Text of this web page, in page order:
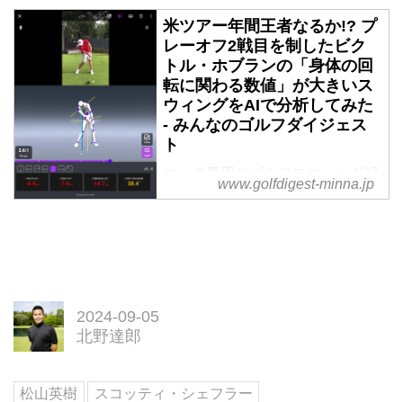
ツボックスAI」の3Dデータをも
とに、ゴルフコーチ・北野達郎に
解説してもらった。
は、スウィング動画をAIによる
3D解析技術でデータ化すること
ができる。今回は、先週の「ジェ
ネシス招待」で約2年ぶりの優勝
を飾り、PGAツアーのアジア人最
多勝利者になった松山英樹のスウ
ィングを「スポーツボックスAI」
ーチ・北野達郎に解説してもらっ
米ツアー年間王者なるか!? プ
レーオフ2戦目を制したビク
トル・ホブランの「身体の回
転に関わる数値」が大きいス
ウィングをAIで分析してみた
- みんなのゴルフダイジェス
ト
析アプリ「スポーツボックスAI」
www.golfdigest-minna.jp
2024-09-05
北野達郎
松山英樹
スコッティ・シェフラー